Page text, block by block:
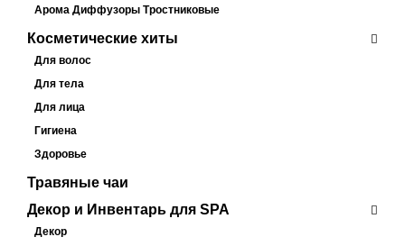
Арома Диффузоры Тростниковые
Косметические хиты
Для волос
Для тела
Для лица
Гигиена
Здоровье
Травяные чаи
Декор и Инвентарь для SPA
Декор